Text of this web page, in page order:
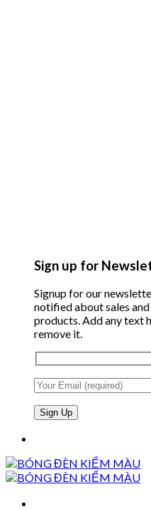
Sign up for
Signup for our
notified about sales
products. Add any text
remove it.